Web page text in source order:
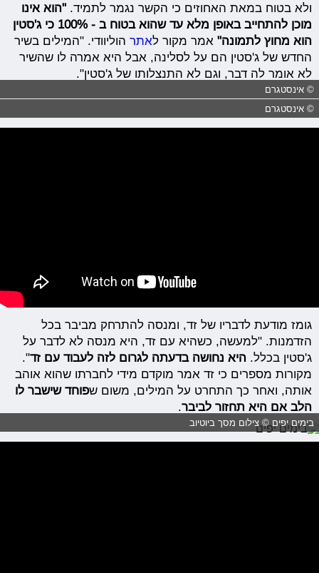
ולא בטוח במאת האחוזים כי הקשר נגמר לתמיד."הוא אינו
מוכן להתחייב באופן מלא עד שהוא בטוח ב - 100% כי ג'סטין
הוא מחוץ לתמונה" אמר מקור לאתר הוליוודי. "המילים בשיר
החדש של ג'סטין הם על לסלינה, אבל היא אמרה לו שהשיר
לא אומר לה דבר, וגם לא התנצלותו של ג'סטין".
© אינסטגרם
© אינסטגרם
גומז מודעת לדבריו של זד, ומנסה להתרחק מביבר בכל
הזדמנות."למעשה, כשהיא עםזד, היא מנסה לא לדבר על
ג'סטין בכלל.היא נחושה בדעתה לגרום לזה לעבוד עםזד".
מקורות מספרים כי זד אמר מוקדם מידי לחברתו שהוא אוהב
אותה, ואחר כך התחרט על המילים, משום שפוחד שישבר לו
הלב אם היא תחזור לביבר.
בימים יפים © צילום מסך ביוטיוב